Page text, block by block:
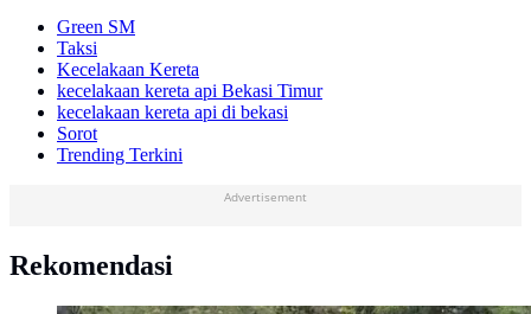
Green SM
Taksi
Kecelakaan Kereta
kecelakaan kereta api Bekasi Timur
kecelakaan kereta api di bekasi
Sorot
Trending Terkini
Advertisement
Rekomendasi